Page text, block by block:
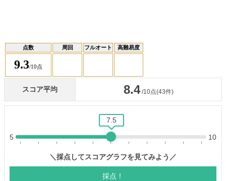
点数 周回 フルオート 高難易度
9.3/10点